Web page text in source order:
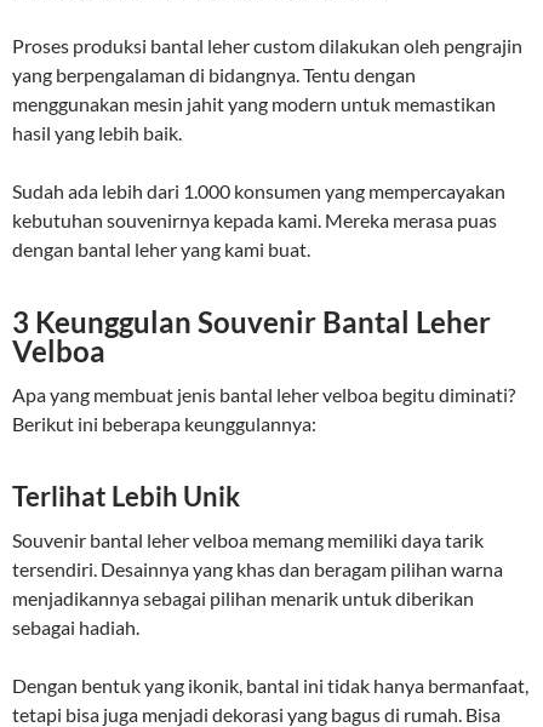
Proses produksi bantal leher custom dilakukan oleh pengrajin
yang berpengalaman di bidangnya. Tentu dengan
menggunakan mesin jahit yang modern untuk memastikan
hasil yang lebih baik.
Sudah ada lebih dari 1.000 konsumen yang mempercayakan
kebutuhan souvenirnya kepada kami. Mereka merasa puas
dengan bantal leher yang kami buat.
3 Keunggulan Souvenir Bantal Leher
Velboa
Apa yang membuat jenis bantal leher velboa begitu diminati?
Berikut ini beberapa keunggulannya:
Terlihat Lebih Unik
Souvenir bantal leher velboa memang memiliki daya tarik
tersendiri. Desainnya yang khas dan beragam pilihan warna
menjadikannya sebagai pilihan menarik untuk diberikan
sebagai hadiah.
Dengan bentuk yang ikonik, bantal ini tidak hanya bermanfaat,
tetapi bisa juga menjadi dekorasi yang bagus di rumah. Bisa